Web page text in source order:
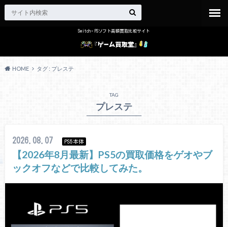
Switch・PSソフト高額買取比較サイト
HOME タグ : プレステ
TAG
プレステ
2026.08.07 PS5本体
【2026年8月最新】PS5の買取価格をゲオやブ
ックオフなどで比較してみた。